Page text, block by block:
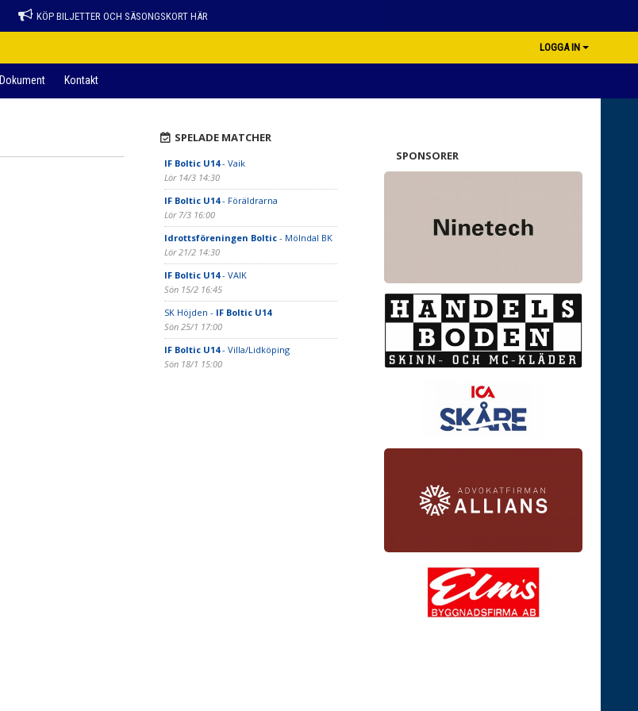
KÖP BILJETTER OCH SÄSONGSKORT HÄR
LOGGA IN
Dokument Kontakt
SPELADE MATCHER
IF Boltic U14- Vaik
Lör 14/3 14:30
IF Boltic U14- Föräldrarna
Lör 7/3 16:00
Idrottsföreningen Boltic- Mölndal BK
Lör 21/2 14:30
IF Boltic U14- VAIK
Sön 15/2 16:45
SK Höjden - IF Boltic U14
Sön 25/1 17:00
IF Boltic U14- Villa/Lidköping
Sön 18/1 15:00
SPONSORER